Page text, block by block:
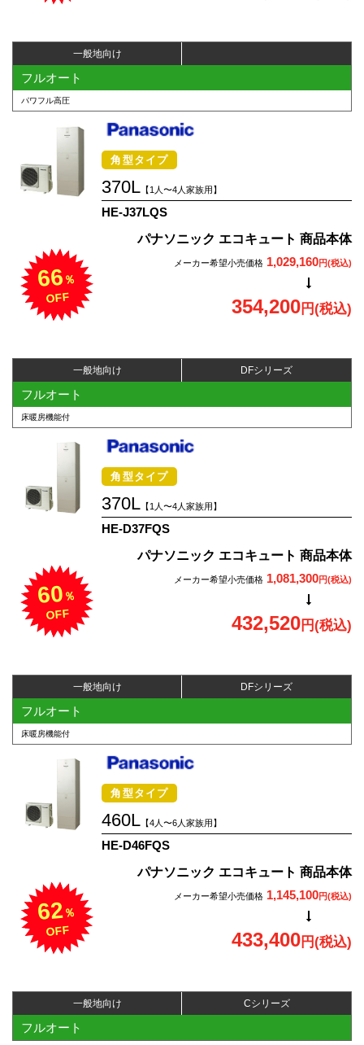
一般地向け
フルオート
パワフル高圧
角型タイプ
370L 【1人〜4人家族用】
HE-J37LQS
パナソニック エコキュート 商品本体
メーカー希望小売価格 1,029,160円(税込)
354,200円(税込)
66 ％
OFF
一般地向け DFシリーズ
フルオート
床暖房機能付
角型タイプ
370L 【1人〜4人家族用】
HE-D37FQS
パナソニック エコキュート 商品本体
メーカー希望小売価格 1,081,300円(税込)
432,520円(税込)
60 ％
OFF
一般地向け DFシリーズ
フルオート
床暖房機能付
角型タイプ
460L 【4人〜6人家族用】
HE-D46FQS
パナソニック エコキュート 商品本体
メーカー希望小売価格 1,145,100円(税込)
433,400円(税込)
62％
OFF
一般地向け Cシリーズ
フルオート